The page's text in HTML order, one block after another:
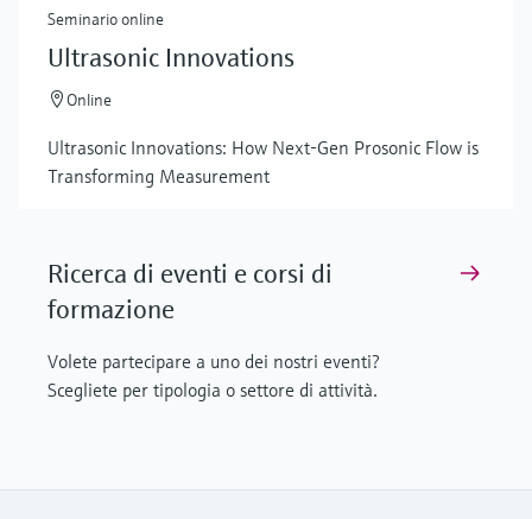
Seminario online
Ultrasonic Innovations
Online
Ultrasonic Innovations: How Next-Gen Prosonic Flow is
Transforming Measurement
Ricerca di eventi e corsi di
formazione
Volete partecipare a uno dei nostri eventi?
Scegliete per tipologia o settore di attività.